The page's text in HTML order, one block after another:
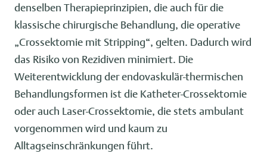
denselben Therapieprinzipien, die auch für die
klassische chirurgische Behandlung, die operative
„Crossektomie mit Stripping“, gelten. Dadurch wird
das Risiko von Rezidiven minimiert. Die
Weiterentwicklung der endovaskulär-thermischen
Behandlungsformen ist die Katheter-Crossektomie
oder auch Laser-Crossektomie, die stets ambulant
vorgenommen wird und kaum zu
Alltagseinschränkungen führt.